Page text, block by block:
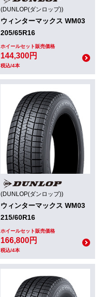
(DUNLOP(ダンロップ))
ウィンターマックス WM03
205/65R16
ホイールセット販売価格
144,300円
税込/4本
(DUNLOP(ダンロップ))
ウィンターマックス WM03
215/60R16
ホイールセット販売価格
166,800円
税込/4本